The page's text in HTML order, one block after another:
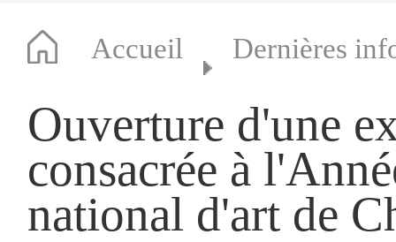
Accueil Dernières
Ouverture d'une
consacrée à
national d'art de